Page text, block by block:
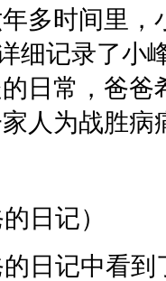
多时间里，
细记录了小
日常，爸爸
人为战胜病
日记）
日记中看到